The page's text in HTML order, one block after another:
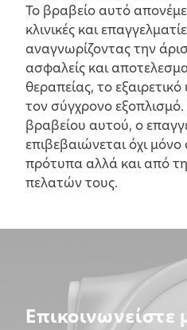
Το βραβείο αυτό
κλινικές και
αναγνωρίζοντας την
ασφαλείς και
θεραπείας, το
τον σύγχρονο
βραβείου αυτού, ο
επιβεβαιώνεται όχι
πρότυπα αλλά και από
πελατών τους.
Επικοινωνείστε